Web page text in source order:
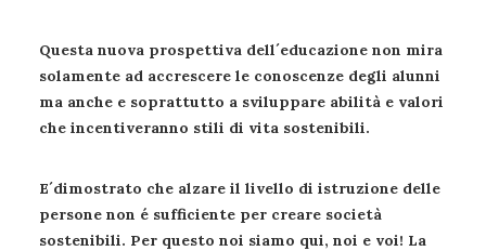
Questa nuova prospettiva dell´educazione non mira
solamente ad accrescere le conoscenze degli alunni
ma anche e soprattutto a sviluppare abilità e valori
che incentiveranno stili di vita sostenibili.
E´dimostrato che alzare il livello di istruzione delle
persone non é sufficiente per creare società
sostenibili. Per questo noi siamo qui, noi e voi! La